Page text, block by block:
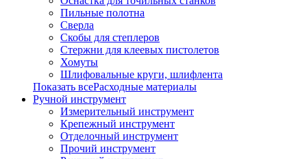
Пильные полотна
Сверла
Скобы для степлеров
Стержни для клеевых пистолетов
Хомуты
Шлифовальные круги, шлифлента
Показать всеРасходные материалы
Ручной инструмент
Измерительный инструмент
Крепежный инструмент
Отделочный инструмент
Прочий инструмент